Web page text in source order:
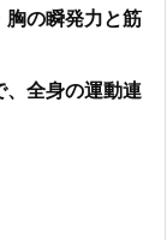
胸の瞬発力と筋
、全身の運動連